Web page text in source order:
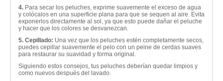
4. Para secar los peluches, exprime suavemente el exceso de agua
y colócalos en una superficie plana para que se sequen al aire. Evita
exponerlos directamente al sol, ya que esto puede dañar el peluche
y hacer que los colores se desvanezcan.
5. Cepillado: Una vez que los peluches estén completamente secos,
puedes cepillar suavemente el pelo con un peine de cerdas suaves
para restaurar su suavidad y forma original.
Siguiendo estos consejos, tus peluches deberían quedar limpios y
como nuevos después del lavado.